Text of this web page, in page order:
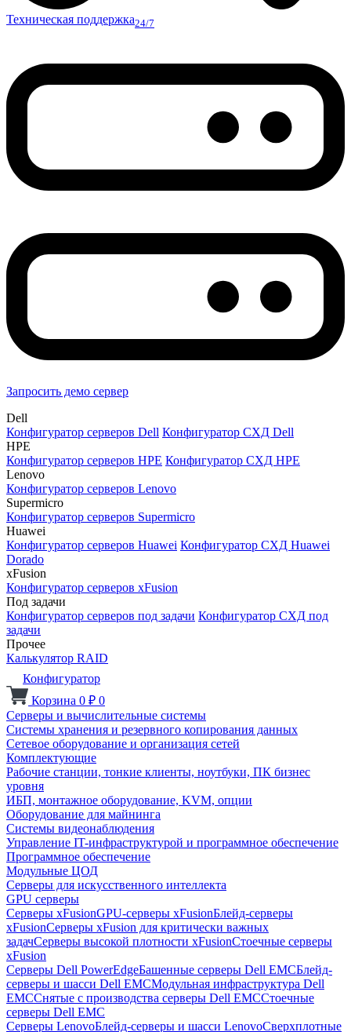
Техническая поддержка24/7
Запросить демо сервер
Dell
Конфигуратор серверов Dell Конфигуратор СХД Dell
HPE
Конфигуратор серверов HPE Конфигуратор СХД HPE
Lenovo
Конфигуратор серверов Lenovo
Supermicro
Конфигуратор серверов Supermicro
Huawei
Конфигуратор серверов Huawei Конфигуратор СХД Huawei
Dorado
xFusion
Конфигуратор серверов xFusion
Под задачи
Конфигуратор серверов под задачи Конфигуратор СХД под
задачи
Прочее
Калькулятор RAID
Конфигуратор
Корзина 0 ₽ 0
Серверы и вычислительные системы
Системы хранения и резервного копирования данных
Сетевое оборудование и организация сетей
Комплектующие
Рабочие станции, тонкие клиенты, ноутбуки, ПК бизнес
уровня
ИБП, монтажное оборудование, KVM, опции
Оборудование для майнинга
Системы видеонаблюдения
Управление IT-инфраструктурой и программное обеспечение
Программное обеспечение
Модульные ЦОД
Серверы для искусственного интеллекта
GPU серверы
Серверы xFusionGPU-серверы xFusionБлейд-серверы
xFusionСерверы xFusion для критически важных
задачСерверы высокой плотности xFusionСтоечные серверы
xFusion
Серверы Dell PowerEdgeБашенные серверы Dell EMCБлейд-
серверы и шасси Dell EMCМодульная инфраструктура Dell
EMCСнятые с производства серверы Dell EMCСтоечные
серверы Dell EMC
Серверы LenovoБлейд-серверы и шасси LenovoСверхплотные